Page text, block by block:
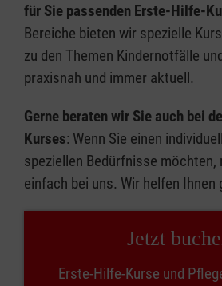
für Sie passenden Erste-Hilfe-
Bereiche bieten wir spezielle
zu den Themen Kindernotfälle
praxisnah und immer aktuell.
Gerne beraten wir Sie auch bei
Kurses: Wenn Sie einen
speziellen Bedürfnisse möchten,
einfach bei uns. Wir helfen Ihnen
Jetzt
Erste-Hilfe-Kurse und